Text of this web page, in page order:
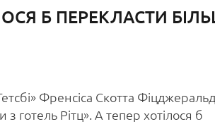
Б ПЕРЕКЛАСТИ
Френсіса Скотта
готель Рітц». А тепер хотілося б